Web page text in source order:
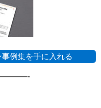
例集を手に入れる